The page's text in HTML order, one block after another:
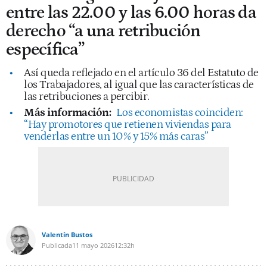
entre las 22.00 y las 6.00 horas da
derecho “a una retribución
específica”
Así queda reflejado en el artículo 36 del Estatuto de
los Trabajadores, al igual que las características de
las retribuciones a percibir.
Más información: Los economistas coinciden:
“Hay promotores que retienen viviendas para
venderlas entre un 10% y 15% más caras”
Valentín Bustos
Publicada11 mayo 202612:32h